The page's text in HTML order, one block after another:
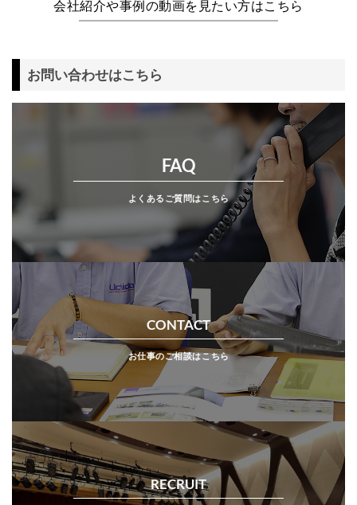
会社紹介や事例の動画を見たい方はこちら
お問い合わせはこちら
FAQ
よくあるご質問はこちら
CONTACT
お仕事のご相談はこちら
RECRUIT